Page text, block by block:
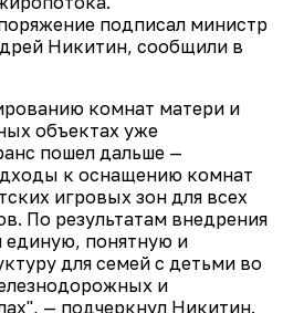
подписал министр
Никитин, сообщили в
комнат матери и
объектах уже
пошел дальше —
к оснащению комнат
игровых зон для всех
По результатам внедрения
единую, понятную и
для семей с детьми во
и
— подчеркнул Никитин.